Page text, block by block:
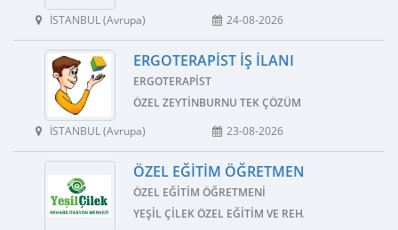
İSTANBUL (Avrupa)
24-08-2026
ERGOTERAPIST İŞ İLANI
ERGOTERAPIST
ÖZEL ZEYTINBURNU TEK ÇÖZÜM ÖZEL EĞITIM VE
İSTANBUL (Avrupa)
23-08-2026
ÖZEL EĞITIM ÖĞRETMENI İŞ İLANI
ÖZEL EĞITIM ÖĞRETMENI
YEŞIL ÇILEK ÖZEL EĞITIM VE REHABILITASYON